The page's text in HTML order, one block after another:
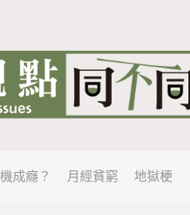
成癮？ 月經貧窮 地獄梗